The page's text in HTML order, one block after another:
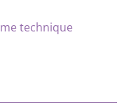
technique